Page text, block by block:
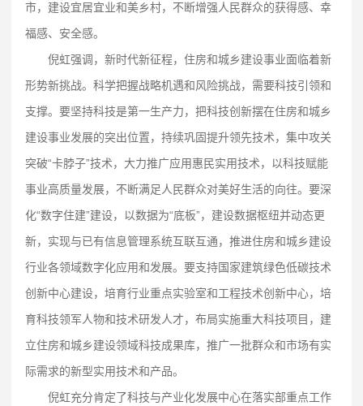
市，建设宜居宜业和美乡村，不断增强人民群众的获得感、幸
福感、安全感。
倪虹强调，新时代新征程，住房和城乡建设事业面临着新
形势新挑战。科学把握战略机遇和风险挑战，需要科技引领和
支撑。要坚持科技是第一生产力，把科技创新摆在住房和城乡
建设事业发展的突出位置，持续巩固提升领先技术，集中攻关
突破“卡脖子”技术，大力推广应用惠民实用技术，以科技赋能
事业高质量发展，不断满足人民群众对美好生活的向往。要深
化“数字住建”建设，以数据为“底板”，建设数据枢纽并动态更
新，实现与已有信息管理系统互联互通，推进住房和城乡建设
行业各领域数字化应用和发展。要支持国家建筑绿色低碳技术
创新中心建设，培育行业重点实验室和工程技术创新中心，培
育科技领军人物和技术研发人才，布局实施重大科技项目，建
立住房和城乡建设领域科技成果库，推广一批群众和市场有实
际需求的新型实用技术和产品。
倪虹充分肯定了科技与产业化发展中心在落实部重点工作